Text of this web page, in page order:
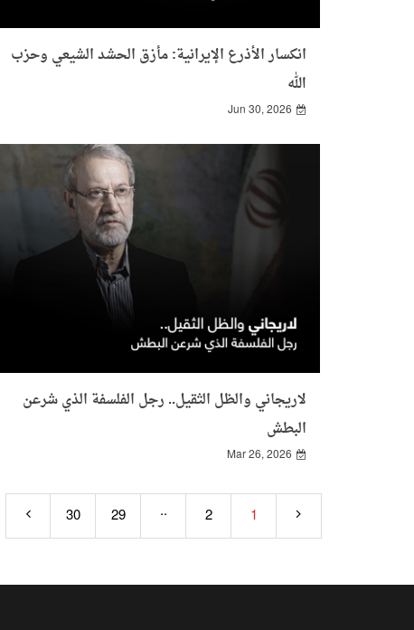
انكسار الأذرع الإيرانية: مأزق الحشد الشيعي وحزب
الله
Jun 30, 2026
لاريجاني والظل الثقيل.. رجل الفلسفة الذي شرعن
البطش
Mar 26, 2026
1
2
..
29
30